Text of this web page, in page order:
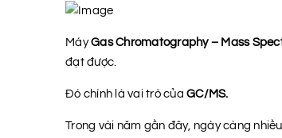
MáyGas Chromatography – Mass
đạt được.
Đó chính là vai trò của GC/MS.
Trong vài năm gần đây, ngày càng